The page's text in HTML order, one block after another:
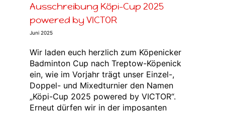
Ausschreibung Köpi-Cup 2025
powered by VICTOR
Juni 2025
Wir laden euch herzlich zum Köpenicker
Badminton Cup nach Treptow-Köpenick
ein, wie im Vorjahr trägt unser Einzel-,
Doppel- und Mixedturnier den Namen
„Köpi-Cup 2025 powered by VICTOR“.
Erneut dürfen wir in der imposanten